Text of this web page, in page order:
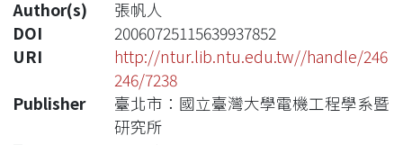
Author(s)
張帆人
DOI
20060725115639937852
URI
http://ntur.lib.ntu.edu.tw//handle/246
246/7238
Publisher
臺北市：國立臺灣大學電機工程學系暨
研究所